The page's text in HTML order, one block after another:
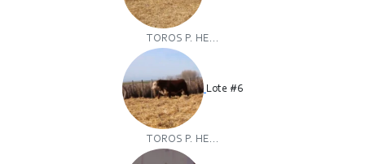
TOROS P. HE...
Lote #6
TOROS P. HE...